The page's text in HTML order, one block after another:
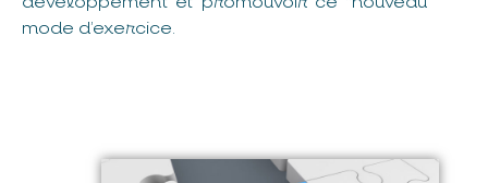
mode d’exercice.